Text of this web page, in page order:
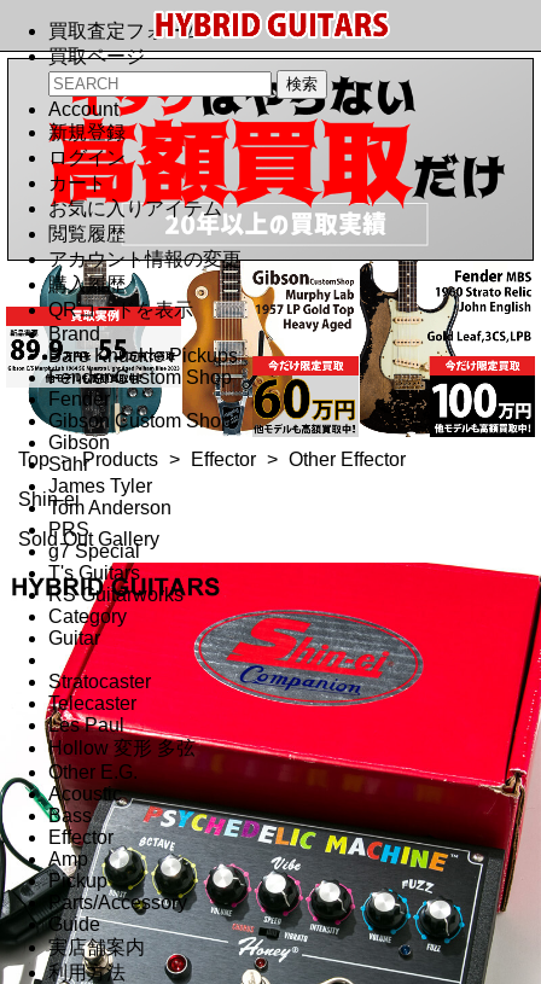
買取査定フォーム
買取ページ
Account
新規登録
ログイン
カート
お気に入りアイテム
閲覧履歴
アカウント情報の変更
購入履歴
QRコードを表示
Brand
Bare Knuckle Pickups
Fender Custom Shop
Fender
Gibson Custom Shop
Gibson
Suhr
James Tyler
Tom Anderson
PRS
g7 Special
T's Guitars
RS Guitarworks
Category
Guitar
Stratocaster
Telecaster
Les Paul
Hollow 変形 多弦
Other E.G.
Acoustic
Bass
Effector
Amp
Pickup
Parts/Accessory
Guide
実店舗案内
利用方法
Top > Products > Effector > Other Effector
Shin-ei
Sold Out Gallery